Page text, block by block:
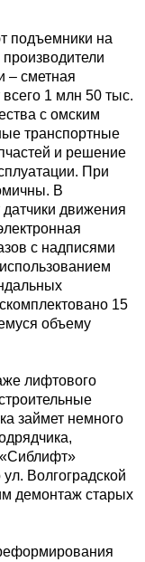
подъемники на
– сметная
1 млн 50 тыс.
с омским
транспортные
и решение
При
В
движения
с надписями
15
объему
лифтового
займет немного
Волгоградской
демонтаж старых